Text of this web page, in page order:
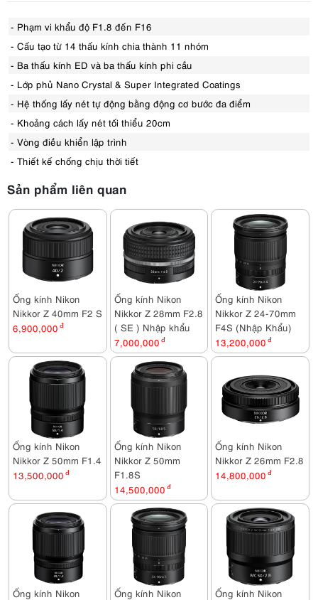
- Phạm vi khẩu độ F1.8 đến F16
- Cấu tạo từ 14 thấu kính chia thành 11 nhóm
- Ba thấu kính ED và ba thấu kính phi cầu
- Lớp phủ Nano Crystal & Super Integrated Coatings
- Hệ thống lấy nét tự động bằng động cơ bước đa điểm
- Khoảng cách lấy nét tối thiểu 20cm
- Vòng điều khiển lập trình
- Thiết kế chống chịu thời tiết
Sản phẩm liên quan
Ống kính Nikon
Nikkor Z 40mm F2 S
6,900,000 đ
Ống kính Nikon
Nikkor Z 28mm F2.8
( SE ) Nhập khẩu
7,000,000 đ
Ống kính Nikon
Nikkor Z 24-70mm
F4S (Nhập Khẩu)
13,200,000 đ
Ống kính Nikon
Nikkor Z 50mm F1.4
13,500,000 đ
Ống kính Nikon
Nikkor Z 50mm
F1.8S
14,500,000 đ
Ống kính Nikon
Nikkor Z 26mm F2.8
14,800,000 đ
Ống kính Nikon
Ống kính Nikon
Ống kính Nikon